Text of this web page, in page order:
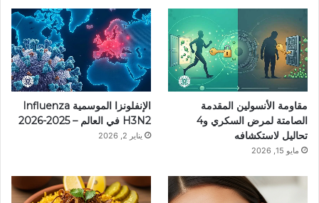
مقاومة الأنسولين المقدمة
الصامتة لمرض السكري و4
تحاليل لاستكشافه
مايو 15, 2026
الإنفلونزا الموسمية Influenza
H3N2 في العالم – 2025-2026
يناير 2, 2026